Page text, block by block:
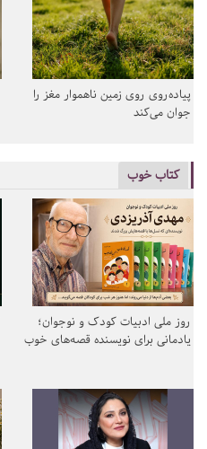
پیاده‌روی روی زمین ناهموار مغز را
جوان می‌کند
کتاب خوب
روز ملی ادبیات کودک و نوجوان؛
یادمانی برای نویسنده قصه‌های خوب